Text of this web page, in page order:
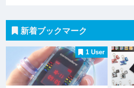
新着ブックマーク
1 User